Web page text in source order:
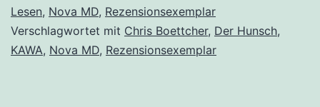
Boettcher
Lesen, Nova MD, Rezensionsexemplar
Verschlagwortet mit Chris Boettcher, Der Hunsch,
KAWA, Nova MD, Rezensionsexemplar